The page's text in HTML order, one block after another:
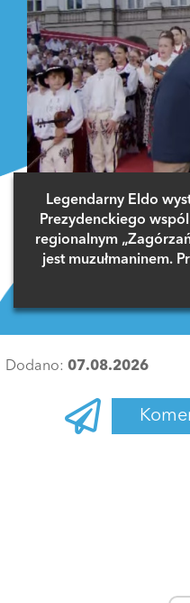
Legendarny Eldo
Prezydenckiego
regionalnym
jest muzułmaninem.
Dodano: 07.08.2026